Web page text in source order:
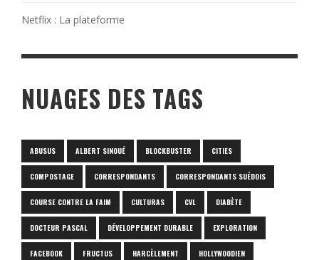
Netflix : La plateforme
NUAGES DES TAGS
ABUSUS ALBERT SINOUÉ BLOCKBUSTER CITIES
COMPOSTAGE CORRESPONDANTS CORRESPONDANTS SUÉDOIS
COURSE CONTRE LA FAIM CULTURAS CVL DIABÈTE
DOCTEUR PASCAL DÉVELOPPEMENT DURABLE EXPLORATION
FACEBOOK FRUCTUS HARCÈLEMENT HOLLYWOODIEN